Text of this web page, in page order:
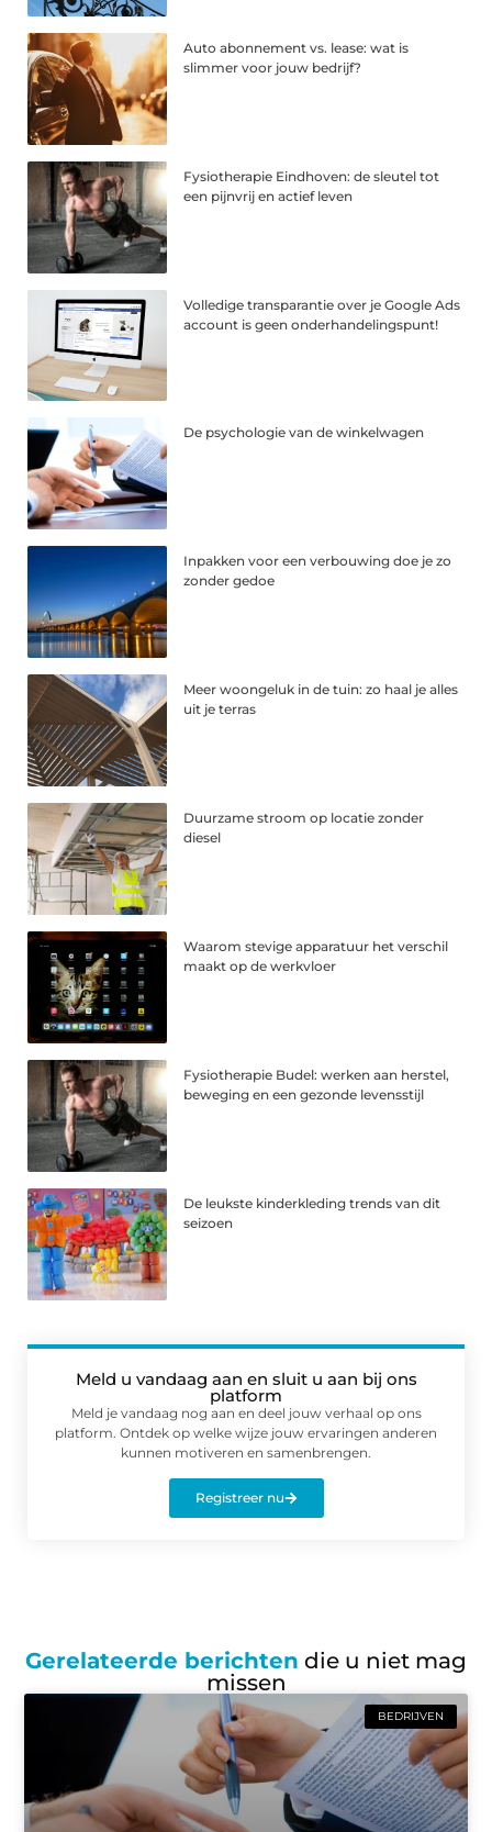
Auto abonnement vs. lease: wat is
slimmer voor jouw bedrijf?
Fysiotherapie Eindhoven: de sleutel tot
een pijnvrij en actief leven
Volledige transparantie over je Google Ads
account is geen onderhandelingspunt!
De psychologie van de winkelwagen
Inpakken voor een verbouwing doe je zo
zonder gedoe
Meer woongeluk in de tuin: zo haal je alles
uit je terras
Duurzame stroom op locatie zonder
diesel
Waarom stevige apparatuur het verschil
maakt op de werkvloer
Fysiotherapie Budel: werken aan herstel,
beweging en een gezonde levensstijl
De leukste kinderkleding trends van dit
seizoen
Meld u vandaag aan en sluit u aan bij ons
platform
Meld je vandaag nog aan en deel jouw verhaal op ons
platform. Ontdek op welke wijze jouw ervaringen anderen
kunnen motiveren en samenbrengen.
Registreer nu
Gerelateerde berichten die u niet mag
missen
BEDRIJVEN